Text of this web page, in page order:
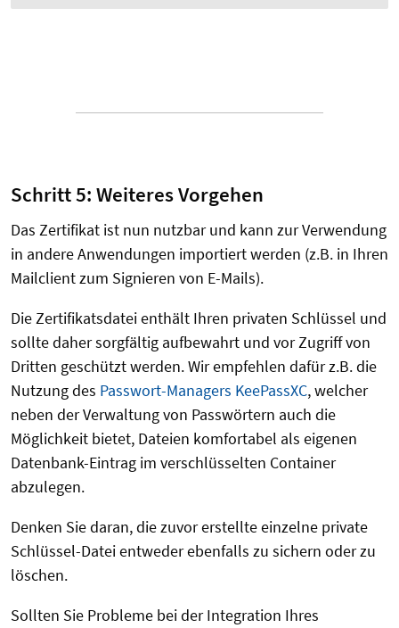
Schritt 5: Weiteres Vorgehen
Das Zertifikat ist nun nutzbar und kann zur Verwendung
in andere Anwendungen importiert werden (z.B. in Ihren
Mailclient zum Signieren von E-Mails).
Die Zertifikatsdatei enthält Ihren privaten Schlüssel und
sollte daher sorgfältig aufbewahrt und vor Zugriff von
Dritten geschützt werden. Wir empfehlen dafür z.B. die
Nutzung des Passwort-Managers KeePassXC, welcher
neben der Verwaltung von Passwörtern auch die
Möglichkeit bietet, Dateien komfortabel als eigenen
Datenbank-Eintrag im verschlüsselten Container
abzulegen.
Denken Sie daran, die zuvor erstellte einzelne private
Schlüssel-Datei entweder ebenfalls zu sichern oder zu
löschen.
Sollten Sie Probleme bei der Integration Ihres